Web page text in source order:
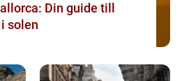
Din guide till
solen